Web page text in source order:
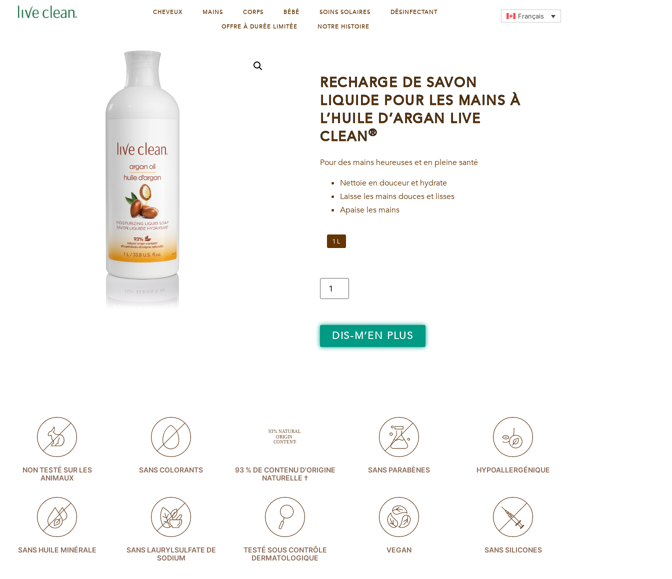
CHEVEUX MAINS CORPS BÉBÉ SOINS SOLAIRES
DÉSINFECTANT
OFFRE À DURÉE LIMITÉE
NOTRE HISTOIRE
Français
RECHARGE DE SAVON
LIQUIDE POUR LES MAINS À
L’HUILE D’ARGAN LIVE
CLEAN®
Pour des mains heureuses et en pleine santé
Nettoie en douceur et hydrate
Laisse les mains douces et lisses
Apaise les mains
1 L
DIS-M’EN PLUS
NON TESTÉ SUR LES
ANIMAUX
SANS COLORANTS
93 % DE CONTENU D'ORIGINE
NATURELLE †
SANS PARABÈNES HYPOALLERGÉNIQUE
SANS HUILE MINÉRALE
SANS LAURYLSULFATE DE
SODIUM
TESTÉ SOUS CONTRÔLE
DERMATOLOGIQUE
VEGAN SANS SILICONES